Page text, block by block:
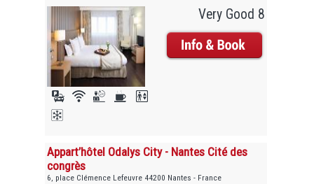
Very Good 8
Appart’hôtel Odalys City - Nantes Cité des
congrès
6, place Clémence Lefeuvre 44200 Nantes - France